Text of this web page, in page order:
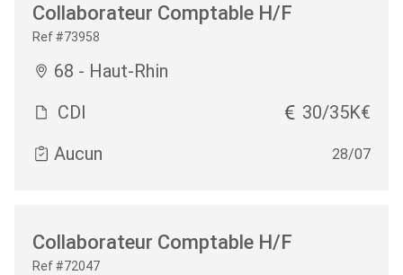
Collaborateur Comptable H/F
Ref #73958
68 - Haut-Rhin
CDI
30/35K€
Aucun
28/07
Collaborateur Comptable H/F
Ref #72047